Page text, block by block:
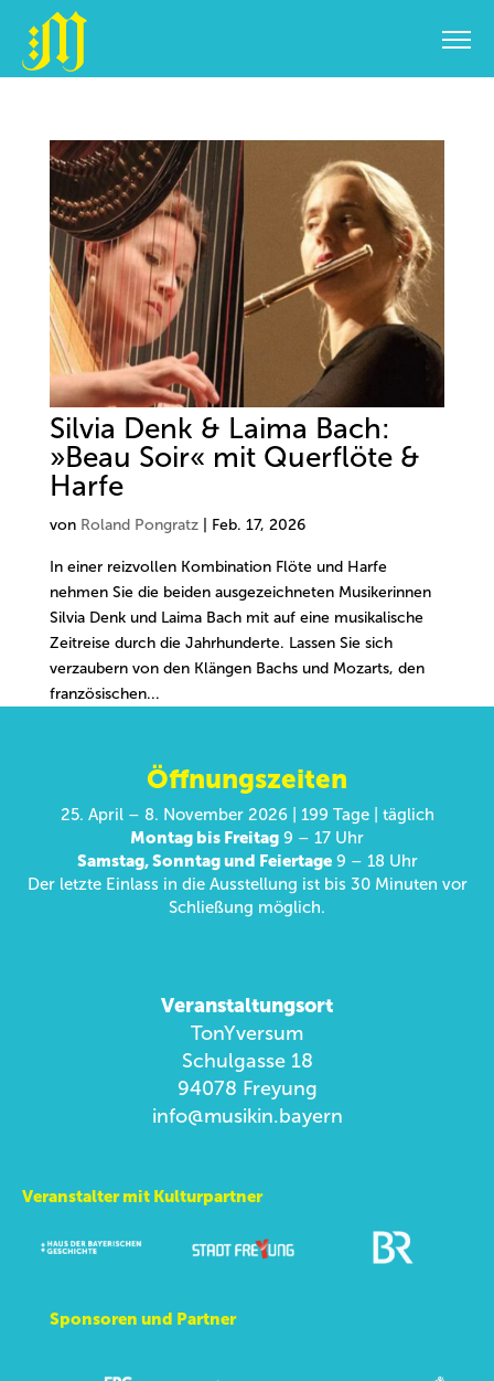
springen
Silvia Denk & Laima Bach:
»Beau Soir« mit Querflöte &
Harfe
von Roland Pongratz| Feb. 17, 2026
In einer reizvollen Kombination Flöte und Harfe
nehmen Sie die beiden ausgezeichneten Musikerinnen
Silvia Denk und Laima Bach mit auf eine musikalische
Zeitreise durch die Jahrhunderte. Lassen Sie sich
verzaubern von den Klängen Bachs und Mozarts, den
französischen...
Öffnungszeiten
25. April – 8. November 2026 | 199 Tage | täglich
Montag bis Freitag 9 – 17 Uhr
Samstag, Sonntag und Feiertage9 – 18 Uhr
Der letzte Einlass in die Ausstellung ist bis 30 Minuten vor
Schließung möglich.
Veranstaltungsort
TonYversum
Schulgasse 18
94078 Freyung
info@musikin.bayern
Veranstalter mit Kulturpartner
Sponsoren und Partner